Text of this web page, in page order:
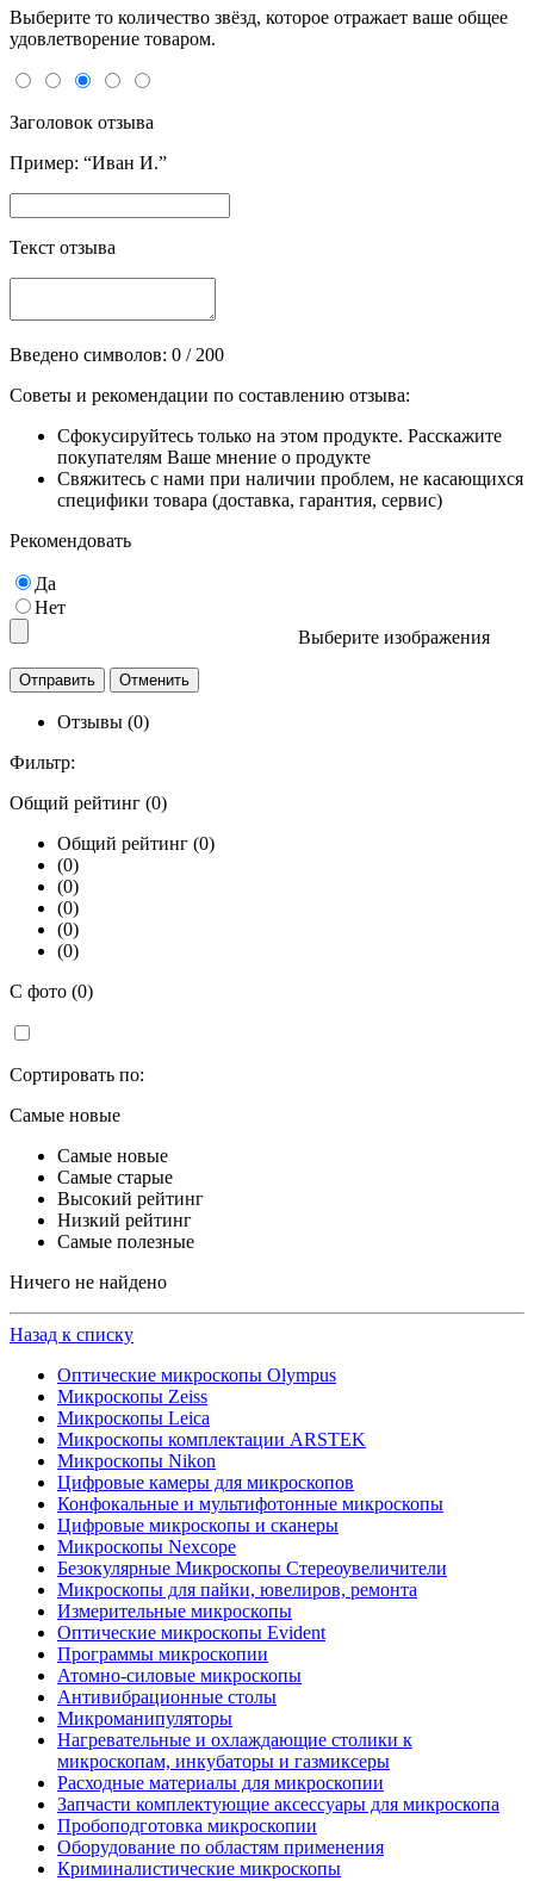
Выберите то количество звёзд, которое отражает ваше общее
удовлетворение товаром.
Заголовок отзыва
Пример: “Иван И.”
Текст отзыва
Введено символов: 0 / 200
Советы и рекомендации по составлению отзыва:
Сфокусируйтесь только на этом продукте. Расскажите
покупателям Ваше мнение о продукте
Свяжитесь с нами при наличии проблем, не касающихся
специфики товара (доставка, гарантия, сервис)
Рекомендовать
Да
Нет
Выберите изображения
Отзывы (0)
Фильтр:
Общий рейтинг (0)
Общий рейтинг (0)
(0)
(0)
(0)
(0)
(0)
С фото (0)
Сортировать по:
Самые новые
Самые новые
Самые старые
Высокий рейтинг
Низкий рейтинг
Самые полезные
Ничего не найдено
Назад к списку
Оптические микроскопы Olympus
Микроскопы Zeiss
Микроскопы Leica
Микроскопы комплектации ARSTEK
Микроскопы Nikon
Цифровые камеры для микроскопов
Конфокальные и мультифотонные микроскопы
Цифровые микроскопы и сканеры
Микроскопы Nexcope
Безокулярные Микроскопы Стереоувеличители
Микроскопы для пайки, ювелиров, ремонта
Измерительные микроскопы
Оптические микроскопы Evident
Программы микроскопии
Атомно-силовые микроскопы
Антивибрационные столы
Микроманипуляторы
Нагревательные и охлаждающие столики к
микроскопам, инкубаторы и газмиксеры
Расходные материалы для микроскопии
Запчасти комплектующие аксессуары для микроскопа
Пробоподготовка микроскопии
Оборудование по областям применения
Криминалистические микроскопы